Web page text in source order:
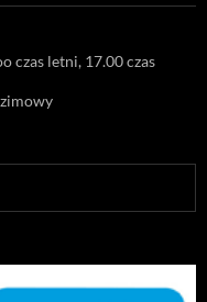
czas letni, 17.00 czas